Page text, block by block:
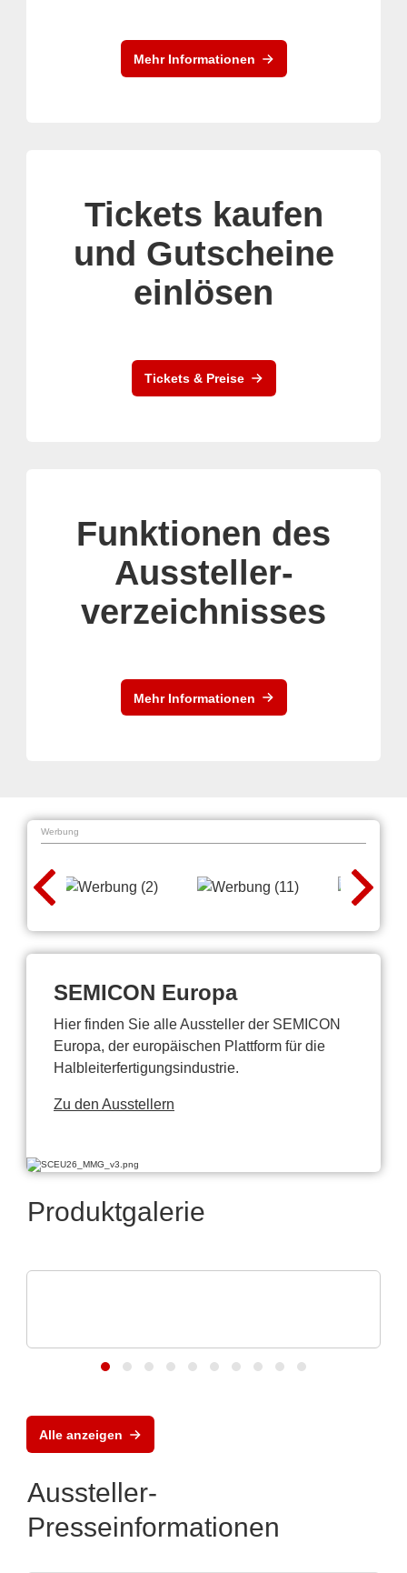
Mehr Informationen
Tickets kaufen
und Gutscheine
einlösen
Tickets & Preise
Funktionen des
Aussteller-
verzeichnisses
Mehr Informationen
Werbung
SEMICON Europa
Hier finden Sie alle Aussteller der SEMICON
Europa, der europäischen Plattform für die
Halbleiterfertigungsindustrie.
Zu den Ausstellern
Produktgalerie
Alle anzeigen
Aussteller-
Presseinformationen